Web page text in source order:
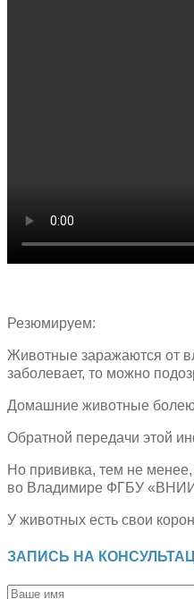
Резюмируем:
Животные заражаются от
заболевает, то можно
Домашние животные
Обратной передачи этой
Но прививка, тем не
во Владимире ФГБУ
У животных есть свои
ЗАПИСЬ НА